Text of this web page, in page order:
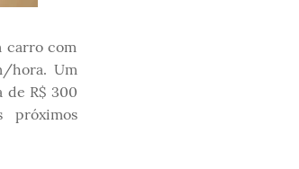
carro com
hora. Um
de R$ 300
próximos